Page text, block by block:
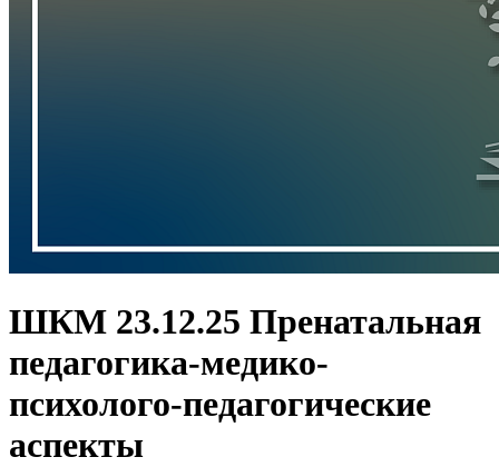
ШКМ 23.12.25 Пренатальная
педагогика-медико-
психолого-педагогические
аспекты